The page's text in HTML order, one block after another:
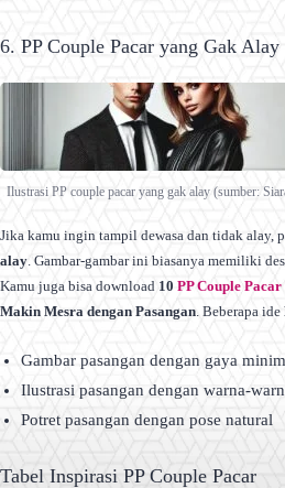
6. PP Couple Pacar yang Gak Alay
Ilustrasi PP couple pacar yang gak alay (sumber:
Jika kamu ingin tampil dewasa dan tidak alay,
alay. Gambar-gambar ini biasanya memiliki
Kamu juga bisa download 10 PP Couple
Makin Mesra dengan Pasangan. Beberapa ide
Gambar pasangan dengan gaya
Ilustrasi pasangan dengan warna-
Potret pasangan dengan pose natural
Tabel Inspirasi PP Couple Pacar